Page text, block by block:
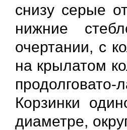
снизу серые
нижние
очертании, с
на крылатом
Корзинки
диаметре,